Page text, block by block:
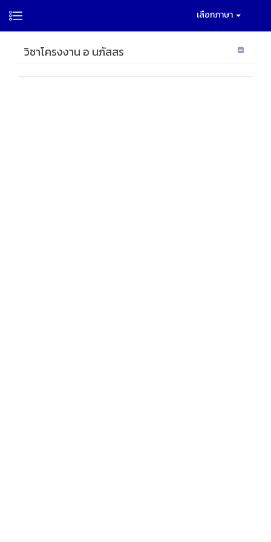
เลือกภาษา
วิชาโครงงาน อ นภัสสร